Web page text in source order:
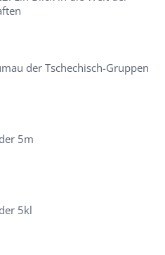
der Tschechisch-Gruppen
5m
5kl